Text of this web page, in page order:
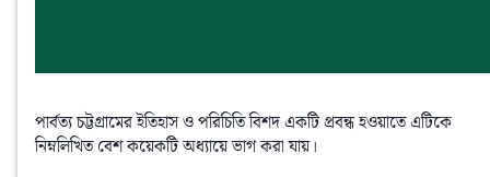
পার্বত্য চট্টগ্রামের ইতিহাস ও পরিচিতি বিশদ একটি প্রবন্ধ হওয়াতে এটিকে
নিম্নলিখিত বেশ কয়েকটি অধ্যায়ে ভাগ করা যায়।